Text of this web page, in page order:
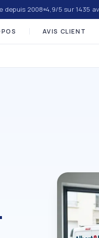
depuis 2008 4,9/5 sur 1435
AVIS CLIENT